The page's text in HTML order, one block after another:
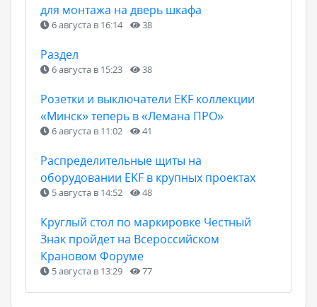
для монтажа на дверь шкафа
6 августа в 16:14 38
Раздел
6 августа в 15:23 38
Розетки и выключатели EKF коллекции
«Минск» теперь в «Лемана ПРО»
6 августа в 11:02 41
Распределительные щиты на
оборудовании EKF в крупных проектах
5 августа в 14:52 48
Круглый стол по маркировке Честный
Знак пройдет на Всероссийском
Крановом Форуме
5 августа в 13:29 77